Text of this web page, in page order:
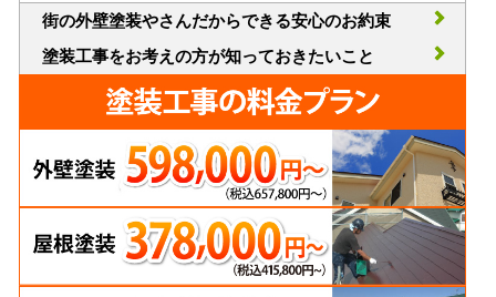
街の外壁塗装やさんだからできる安心のお約束
塗装工事をお考えの方が知っておきたいこと